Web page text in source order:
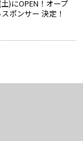
)にOPEN！オープ
ポンサー 決定！